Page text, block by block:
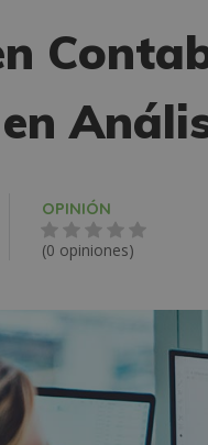
OPINIÓN
(0 opiniones)